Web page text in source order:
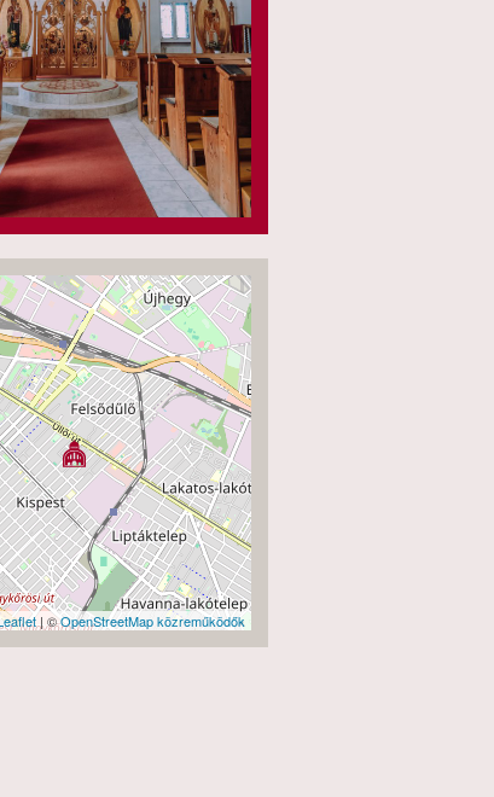
| ©OpenStreetMap közreműködők